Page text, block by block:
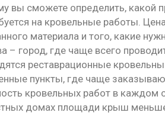
вы сможете определить, какой
на кровельные работы.
материала и того, какие
– город, где чаще всего
реставрационные
пункты, где чаще
кровельных работ в каждом
домах площади крыш